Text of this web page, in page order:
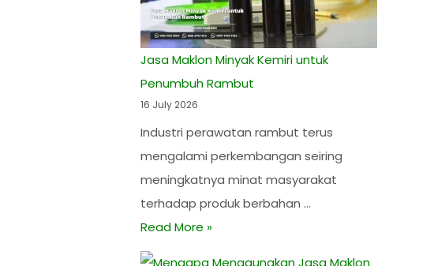
Jasa Maklon Minyak Kemiri untuk
Penumbuh Rambut
16 July 2026
Industri perawatan rambut terus
mengalami perkembangan seiring
meningkatnya minat masyarakat
terhadap produk berbahan …
Read More »